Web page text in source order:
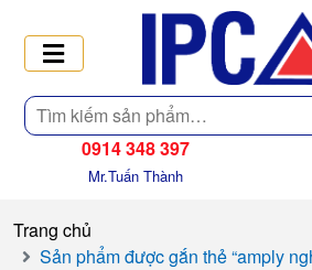
Tìm
kiếm
0914 348 397
Mr.Tuấn Thành
Trang chủ
Sản phẩm được gắn thẻ “amply